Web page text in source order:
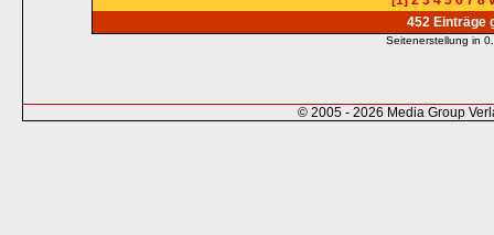
452 Einträge
Seitenerstellung in
© 2005 - 2026 Media Group